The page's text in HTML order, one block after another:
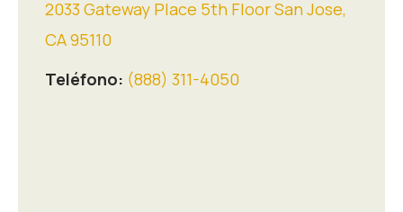
2033 Gateway Place 5th Floor San Jose,
CA 95110
Teléfono: (888) 311-4050